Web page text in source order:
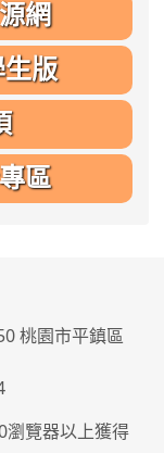
網
生版
區
桃園市平鎮區
瀏覽器以上獲得